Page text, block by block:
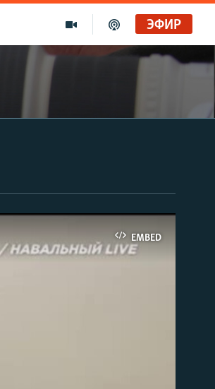
ЭФИР
EMBED